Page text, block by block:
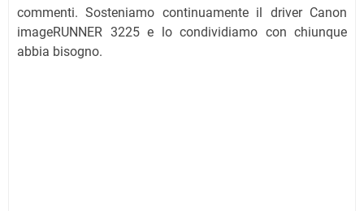
commenti. Sosteniamo continuamente il driver Canon
imageRUNNER 3225 e lo condividiamo con chiunque
abbia bisogno.